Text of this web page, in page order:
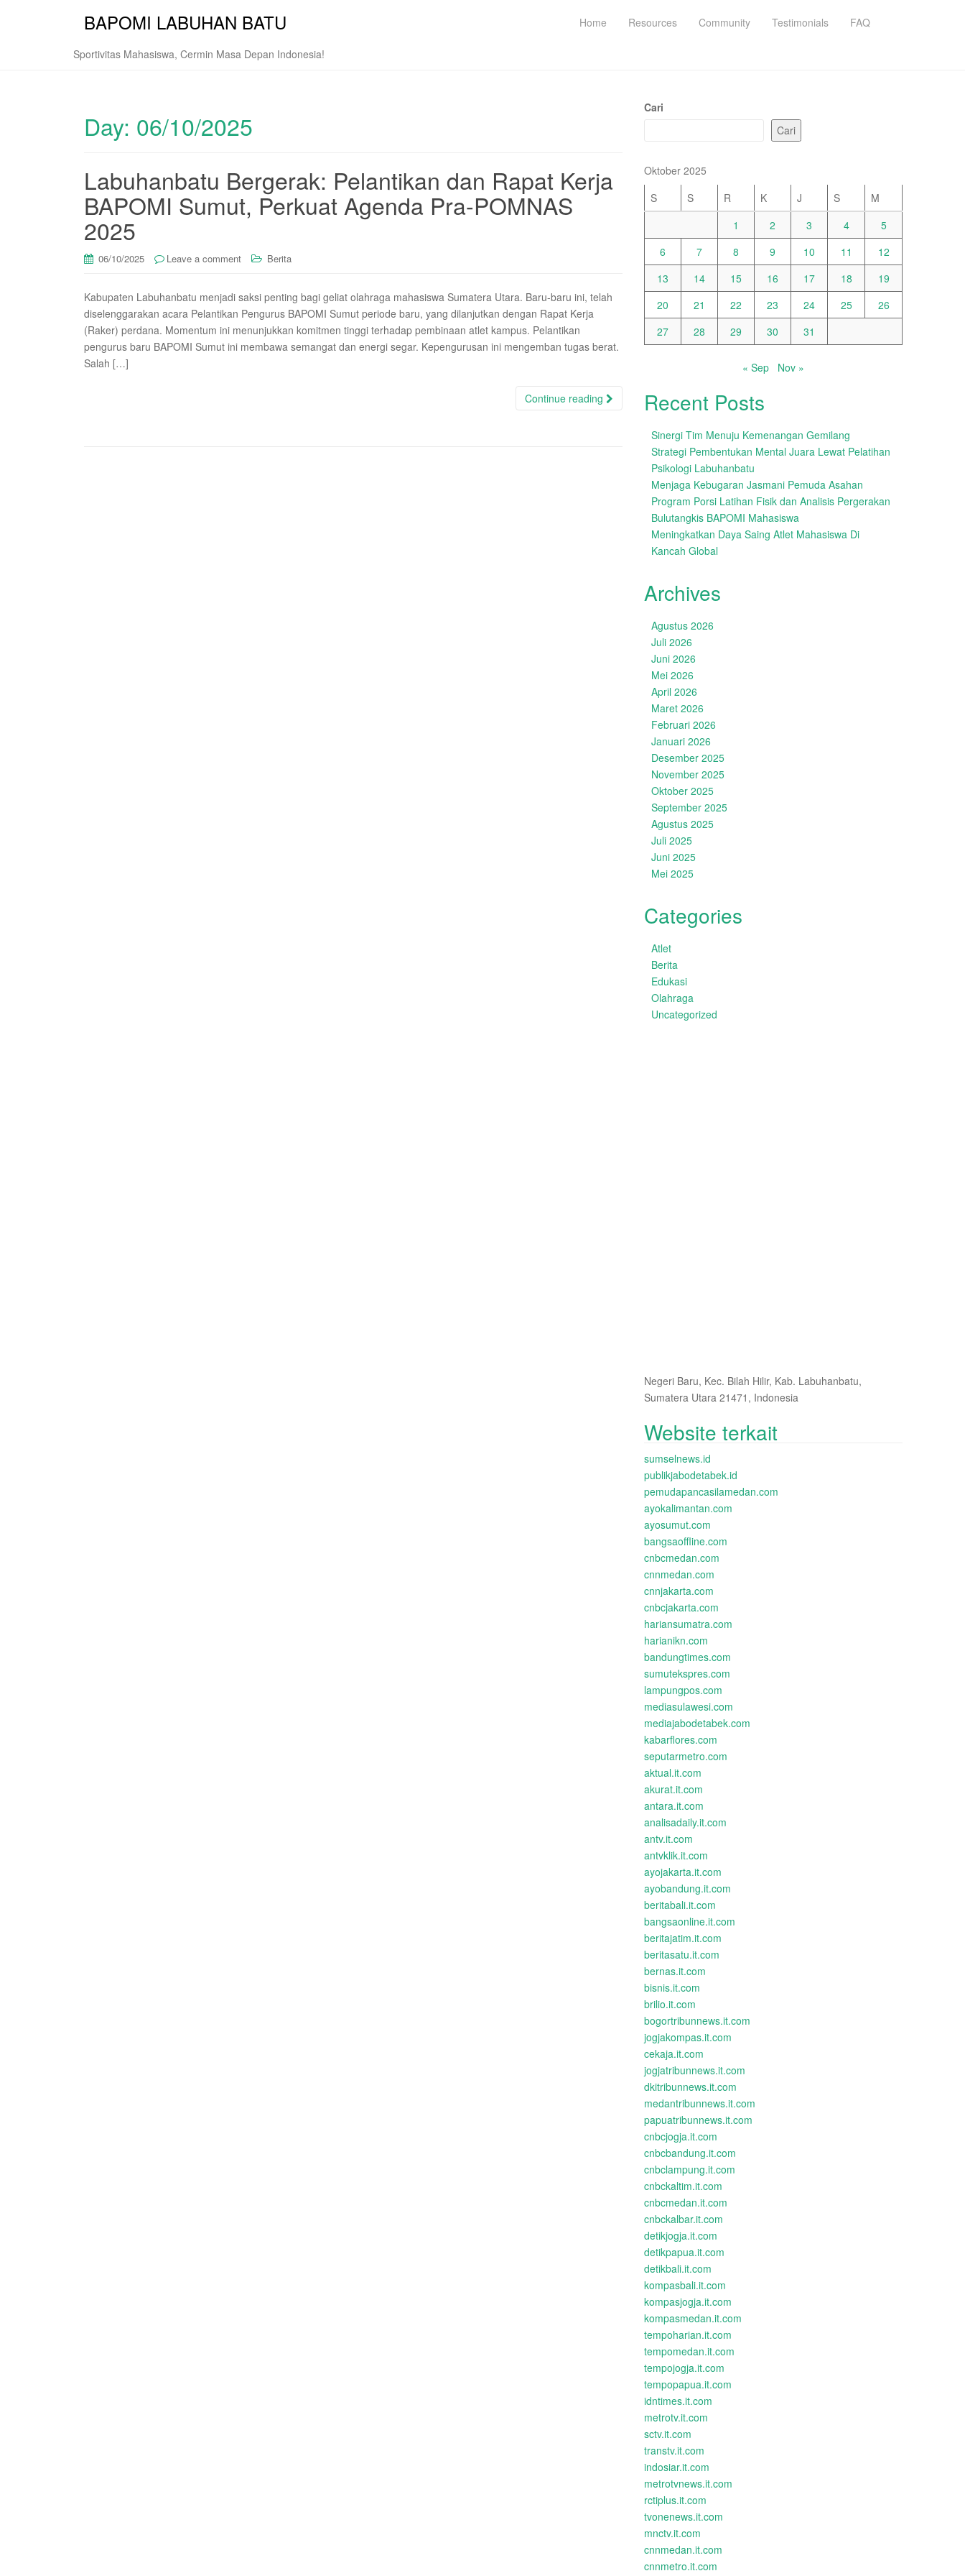
BAPOMI LABUHAN BATU
Sportivitas Mahasiswa, Cermin Masa Depan Indonesia!
Home Resources Community Testimonials FAQ
Day: 06/10/2025
Labuhanbatu Bergerak: Pelantikan dan Rapat Kerja
BAPOMI Sumut, Perkuat Agenda Pra-POMNAS
2025
06/10/2025 Leave a comment Berita
Kabupaten Labuhanbatu menjadi saksi penting bagi geliat olahraga mahasiswa Sumatera Utara. Baru-baru ini, telah
diselenggarakan acara Pelantikan Pengurus BAPOMI Sumut periode baru, yang dilanjutkan dengan Rapat Kerja
(Raker) perdana. Momentum ini menunjukkan komitmen tinggi terhadap pembinaan atlet kampus. Pelantikan
pengurus baru BAPOMI Sumut ini membawa semangat dan energi segar. Kepengurusan ini mengemban tugas berat.
Salah […]
Continue reading
Cari
Cari
Oktober 2025
S
S R K J S
M
1
2 3 4
5
6
7 8 9 10 11
12
13
14 15 16 17 18
19
20
21 22 23 24 25
26
27
28 29 30 31
« Sep Nov »
Recent Posts
Sinergi Tim Menuju Kemenangan Gemilang
Strategi Pembentukan Mental Juara Lewat Pelatihan
Psikologi Labuhanbatu
Menjaga Kebugaran Jasmani Pemuda Asahan
Program Porsi Latihan Fisik dan Analisis Pergerakan
Bulutangkis BAPOMI Mahasiswa
Meningkatkan Daya Saing Atlet Mahasiswa Di
Kancah Global
Archives
Agustus 2026
Juli 2026
Juni 2026
Mei 2026
April 2026
Maret 2026
Februari 2026
Januari 2026
Desember 2025
November 2025
Oktober 2025
September 2025
Agustus 2025
Juli 2025
Juni 2025
Mei 2025
Categories
Atlet
Berita
Edukasi
Olahraga
Uncategorized
Negeri Baru, Kec. Bilah Hilir, Kab. Labuhanbatu,
Sumatera Utara 21471, Indonesia
Website terkait
sumselnews.id
publikjabodetabek.id
pemudapancasilamedan.com
ayokalimantan.com
ayosumut.com
bangsaoffline.com
cnbcmedan.com
cnnmedan.com
cnnjakarta.com
cnbcjakarta.com
hariansumatra.com
harianikn.com
bandungtimes.com
sumutekspres.com
lampungpos.com
mediasulawesi.com
mediajabodetabek.com
kabarflores.com
seputarmetro.com
aktual.it.com
akurat.it.com
antara.it.com
analisadaily.it.com
antv.it.com
antvklik.it.com
ayojakarta.it.com
ayobandung.it.com
beritabali.it.com
bangsaonline.it.com
beritajatim.it.com
beritasatu.it.com
bernas.it.com
bisnis.it.com
brilio.it.com
bogortribunnews.it.com
jogjakompas.it.com
cekaja.it.com
jogjatribunnews.it.com
dkitribunnews.it.com
medantribunnews.it.com
papuatribunnews.it.com
cnbcjogja.it.com
cnbcbandung.it.com
cnbclampung.it.com
cnbckaltim.it.com
cnbcmedan.it.com
cnbckalbar.it.com
detikjogja.it.com
detikpapua.it.com
detikbali.it.com
kompasbali.it.com
kompasjogja.it.com
kompasmedan.it.com
tempoharian.it.com
tempomedan.it.com
tempojogja.it.com
tempopapua.it.com
idntimes.it.com
metrotv.it.com
sctv.it.com
transtv.it.com
indosiar.it.com
metrotvnews.it.com
rctiplus.it.com
tvonenews.it.com
mnctv.it.com
cnnmedan.it.com
cnnmetro.it.com